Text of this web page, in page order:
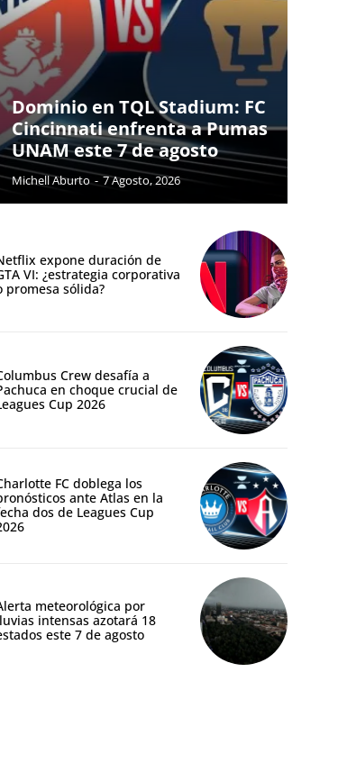
Dominio en TQL Stadium: FC
Cincinnati enfrenta a Pumas
UNAM este 7 de agosto
Michell Aburto - 7 Agosto, 2026
expone duración de
VI: ¿estrategia corporativa
promesa sólida?
Crew desafía a
en choque crucial de
Cup 2026
FC doblega los
ante Atlas en la
dos de Leagues Cup
meteorológica por
intensas azotará 18
este 7 de agosto